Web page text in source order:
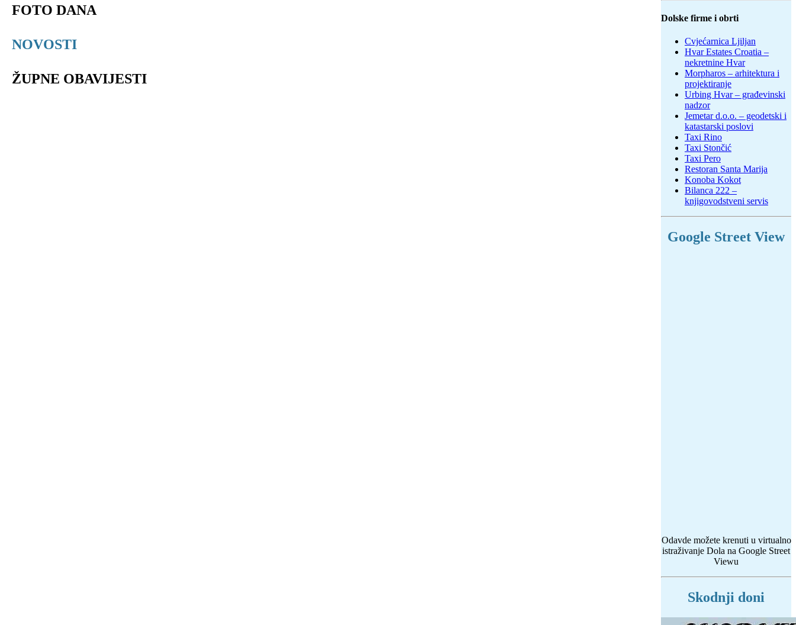
FOTO DANA
NOVOSTI
ŽUPNE OBAVIJESTI
Dolske firme i obrti
Cvjećarnica Ljiljan
Hvar Estates Croatia –
nekretnine Hvar
Morpharos – arhitektura i
projektiranje
Urbing Hvar – građevinski
nadzor
Jemetar d.o.o. – geodetski i
katastarski poslovi
Taxi Rino
Taxi Stončić
Taxi Pero
Restoran Santa Marija
Konoba Kokot
Bilanca 222 –
knjigovodstveni servis
Google Street View
Odavde možete krenuti u virtualno
istraživanje Dola na Google Street
Viewu
Skodnji doni